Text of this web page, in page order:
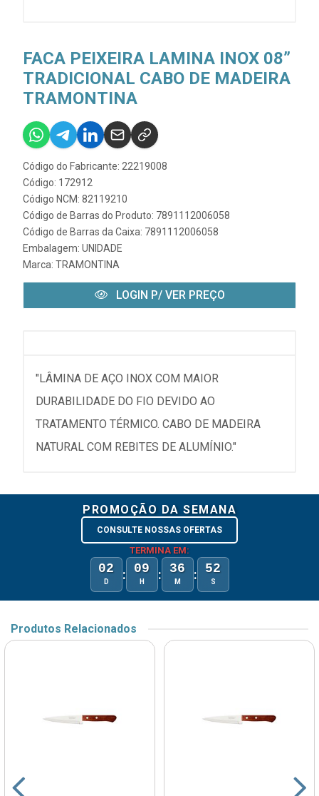
FACA PEIXEIRA LAMINA INOX 08”
TRADICIONAL CABO DE MADEIRA
TRAMONTINA
Código do Fabricante: 22219008
Código: 172912
Código NCM: 82119210
Código de Barras do Produto: 7891112006058
Código de Barras da Caixa: 7891112006058
Embalagem: UNIDADE
Marca: TRAMONTINA
LOGIN P/ VER PREÇO
"LÂMINA DE AÇO INOX COM MAIOR
DURABILIDADE DO FIO DEVIDO AO
TRATAMENTO TÉRMICO. CABO DE MADEIRA
NATURAL COM REBITES DE ALUMÍNIO."
PROMOÇÃO DA SEMANA
CONSULTE NOSSAS OFERTAS
TERMINA EM:
02
D : 09
H : 36
M : 52
S
Produtos Relacionados